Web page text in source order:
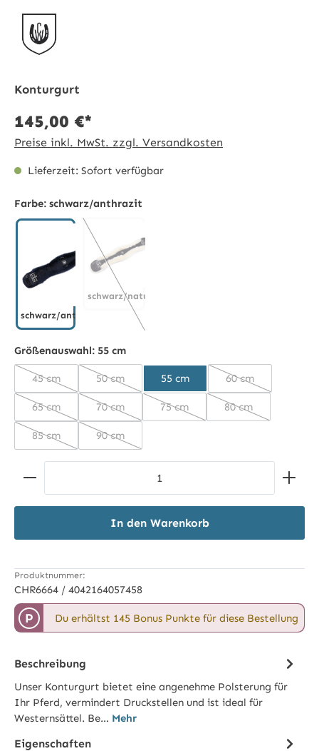
Konturgurt
145,00 €*
Preise inkl. MwSt. zzgl. Versandkosten
Lieferzeit: Sofort verfügbar
Farbe: schwarz/anthrazit
schwarz/anthrazit
schwarz/natur
schwarz/natur
(Diese Option ist zurzeit nicht verfügbar.)
Größenauswahl: 55 cm
45 cm
(Diese Option ist zurzeit nicht verfügbar.)
50 cm
(Diese Option ist zurzeit nicht verfügbar.)
55 cm 60 cm
(Diese Option
65 cm
(Diese Option ist zurzeit nicht verfügbar.)
70 cm
(Diese Option ist zurzeit nicht verfügbar.)
75 cm
(Diese Option ist zurzeit nicht
80 cm
(Diese Option ist
85 cm
(Diese Option ist zurzeit nicht verfügbar.)
90 cm
(Diese Option ist zurzeit nicht verfügbar.)
Produkt Anzahl: Gib den gewünschten Wert ein
In den Warenkorb
Produktnummer:
CHR6664 / 4042164057458
P Du erhältst 145 Bonus Punkte für diese Bestellung
Beschreibung
Unser Konturgurt bietet eine angenehme Polsterung für
Ihr Pferd, vermindert Druckstellen und ist ideal für
Westernsättel. Be… Mehr
Eigenschaften